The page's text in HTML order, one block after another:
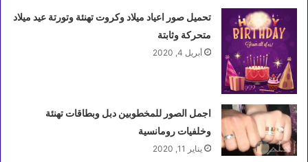
تحميل صور اعياد ميلاد وكروت تهنئة وتورتة عيد ميلاد
متحركة وثابتة
أبريل 4, 2020
اجمل الصور للمخطوبين دبل وبطاقات تهنئة
وخلفيات رومانسية
يناير 11, 2020